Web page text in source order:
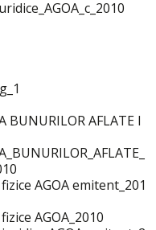
AFLATE I
AGOA emitent_201
AGOA_2010